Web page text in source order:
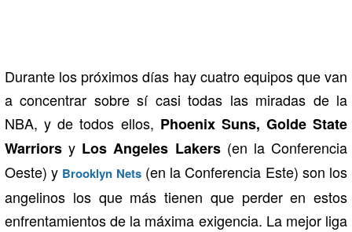
Durante los próximos días hay cuatro equipos que van
a concentrar sobre sí casi todas las miradas de la
NBA, y de todos ellos, Phoenix Suns, Golde State
Warriors y Los Angeles Lakers(en la Conferencia
Oeste) y Brooklyn Nets(en la Conferencia Este) son los
angelinos los que más tienen que perder en estos
enfrentamientos de la máxima exigencia. La mejor liga